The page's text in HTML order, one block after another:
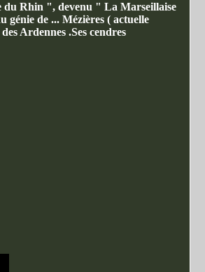
du Rhin ", devenu " La Marseillaise
génie de ... Mézières ( actuelle
Ardennes .Ses cendres